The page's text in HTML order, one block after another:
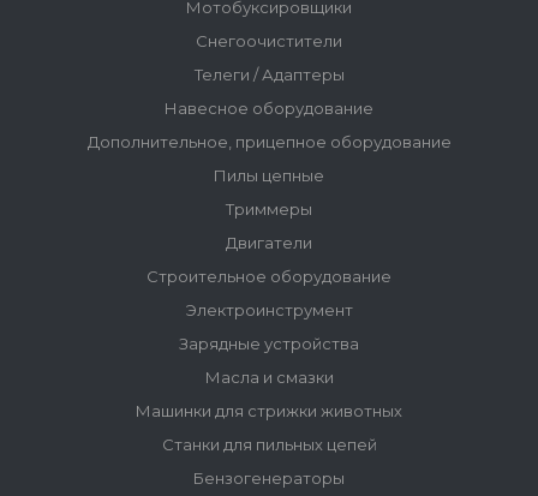
Мотобуксировщики
Снегоочистители
Телеги / Адаптеры
Навесное оборудование
Дополнительное, прицепное оборудование
Пилы цепные
Триммеры
Двигатели
Строительное оборудование
Электроинструмент
Зарядные устройства
Масла и смазки
Машинки для стрижки животных
Станки для пильных цепей
Бензогенераторы